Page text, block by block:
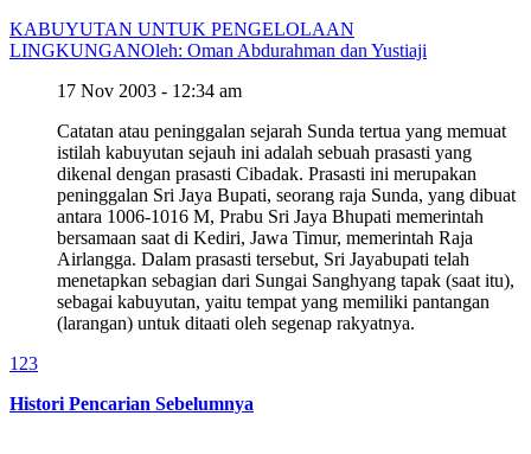
KABUYUTAN UNTUK PENGELOLAAN
LINGKUNGANOleh: Oman Abdurahman dan Yustiaji
17 Nov 2003 - 12:34 am
Catatan atau peninggalan sejarah Sunda tertua yang memuat
istilah kabuyutan sejauh ini adalah sebuah prasasti yang
dikenal dengan prasasti Cibadak. Prasasti ini merupakan
peninggalan Sri Jaya Bupati, seorang raja Sunda, yang dibuat
antara 1006-1016 M, Prabu Sri Jaya Bhupati memerintah
bersamaan saat di Kediri, Jawa Timur, memerintah Raja
Airlangga. Dalam prasasti tersebut, Sri Jayabupati telah
menetapkan sebagian dari Sungai Sanghyang tapak (saat itu),
sebagai kabuyutan, yaitu tempat yang memiliki pantangan
(larangan) untuk ditaati oleh segenap rakyatnya.
1 23
Histori Pencarian Sebelumnya